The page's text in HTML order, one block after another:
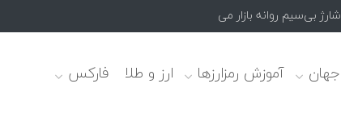
جهان آموزش رمزارزها ارز و طلا فارکس